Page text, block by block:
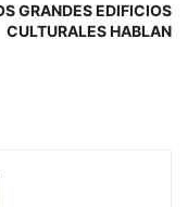
GRANDES EDIFICIOS
CULTURALES HABLAN